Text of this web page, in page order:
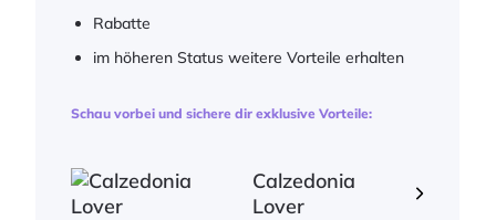
Rabatte
im höheren Status weitere Vorteile erhalten
Schau vorbei und sichere dir exklusive Vorteile:
Calzedonia
Lover